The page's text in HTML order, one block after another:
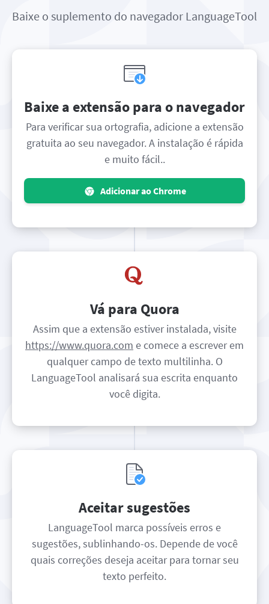
Baixe o suplemento do navegador LanguageTool
Baixe a extensão para o navegador
Para verificar sua ortografia, adicione a extensão
gratuita ao seu navegador. A instalação é rápida
e muito fácil..
Adicionar ao Chrome
Vá para Quora
Assim que a extensão estiver instalada, visite
https://www.quora.com e comece a escrever em
qualquer campo de texto multilinha. O
LanguageTool analisará sua escrita enquanto
você digita.
Aceitar sugestões
LanguageTool marca possíveis erros e
sugestões, sublinhando-os. Depende de você
quais correções deseja aceitar para tornar seu
texto perfeito.